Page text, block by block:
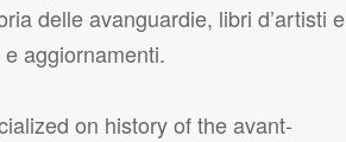
delle avanguardie, libri d’artisti e
aggiornamenti.
on history of the avant-